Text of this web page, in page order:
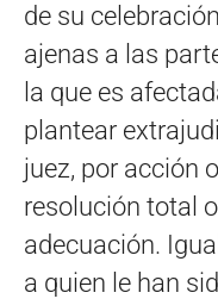
de su
ajenas a las
la que es
plantear
juez, por acción
resolución total
adecuación.
a quien le han